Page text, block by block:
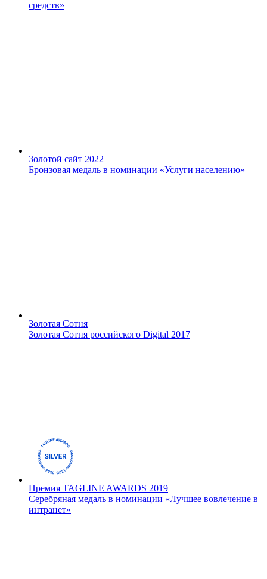
средств»
Золотой сайт 2022
Бронзовая медаль в номинации «Услуги населению»
Золотая Сотня
Золотая Cотня российского Digital 2017
Премия TAGLINE AWARDS 2019
Серебряная медаль в номинации «Лучшее вовлечение в
интранет»